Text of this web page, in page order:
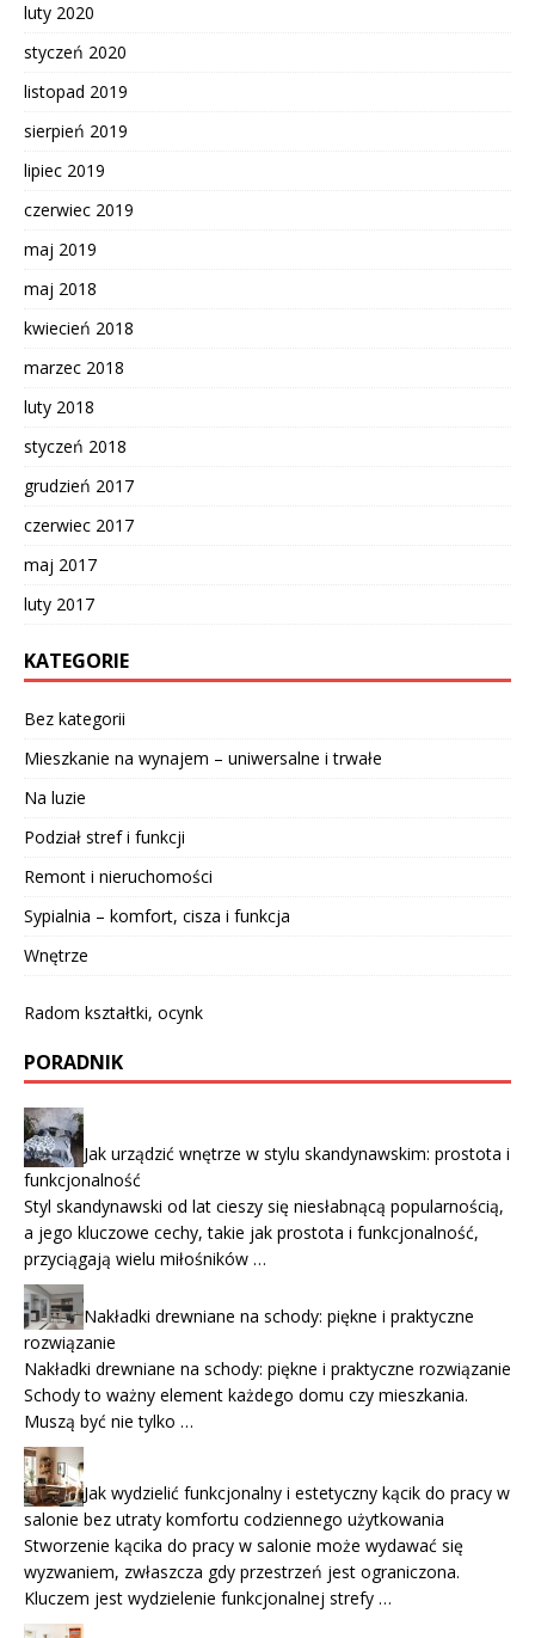
luty 2020
styczeń 2020
listopad 2019
sierpień 2019
lipiec 2019
czerwiec 2019
maj 2019
maj 2018
kwiecień 2018
marzec 2018
luty 2018
styczeń 2018
grudzień 2017
czerwiec 2017
maj 2017
luty 2017
KATEGORIE
Bez kategorii
Mieszkanie na wynajem – uniwersalne i trwałe
Na luzie
Podział stref i funkcji
Remont i nieruchomości
Sypialnia – komfort, cisza i funkcja
Wnętrze
Radom kształtki, ocynk
PORADNIK
Jak urządzić wnętrze w stylu skandynawskim: prostota i
funkcjonalność
Styl skandynawski od lat cieszy się niesłabnącą popularnością,
a jego kluczowe cechy, takie jak prostota i funkcjonalność,
przyciągają wielu miłośników …
Nakładki drewniane na schody: piękne i praktyczne
rozwiązanie
Nakładki drewniane na schody: piękne i praktyczne rozwiązanie
Schody to ważny element każdego domu czy mieszkania.
Muszą być nie tylko …
Jak wydzielić funkcjonalny i estetyczny kącik do pracy w
salonie bez utraty komfortu codziennego użytkowania
Stworzenie kącika do pracy w salonie może wydawać się
wyzwaniem, zwłaszcza gdy przestrzeń jest ograniczona.
Kluczem jest wydzielenie funkcjonalnej strefy …